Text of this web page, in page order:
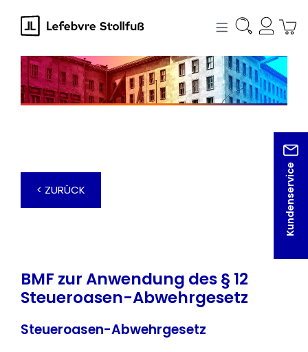
springen
Kundenservice
< ZURÜCK
BMF zur Anwendung des § 12
Steueroasen-Abwehrgesetz
Steueroasen-Abwehrgesetz